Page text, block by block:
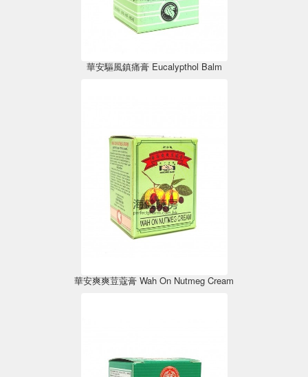
華安驅風鎮痛膏 Eucalypthol Balm
華安爽爽荳蔻膏 Wah On Nutmeg Cream